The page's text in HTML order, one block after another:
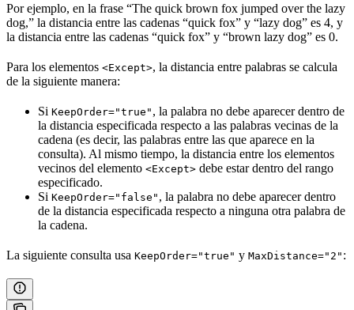
Por ejemplo, en la frase “The quick brown fox jumped over the lazy
dog,” la distancia entre las cadenas “quick fox” y “lazy dog” es 4, y
la distancia entre las cadenas “quick fox” y “brown lazy dog” es 0.
Para los elementos <Except>, la distancia entre palabras se calcula
de la siguiente manera:
Si KeepOrder="true" , la palabra no debe aparecer dentro de
la distancia especificada respecto a las palabras vecinas de la
cadena (es decir, las palabras entre las que aparece en la
consulta). Al mismo tiempo, la distancia entre los elementos
vecinos del elemento <Except> debe estar dentro del rango
especificado.
Si KeepOrder="false" , la palabra no debe aparecer dentro
de la distancia especificada respecto a ninguna otra palabra de
la cadena.
La siguiente consulta usa KeepOrder="true" y MaxDistance="2" :